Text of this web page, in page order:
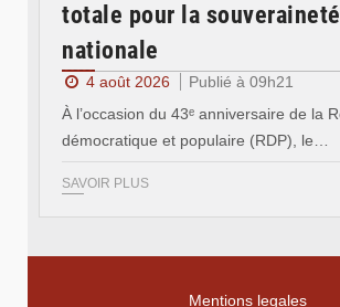
totale pour la souveraineté
nationale
4 août 2026
Publié à 09h21
À l’occasion du 43ᵉ anniversaire de la
démocratique et populaire (RDP), le…
SAVOIR PLUS
Mentions legales